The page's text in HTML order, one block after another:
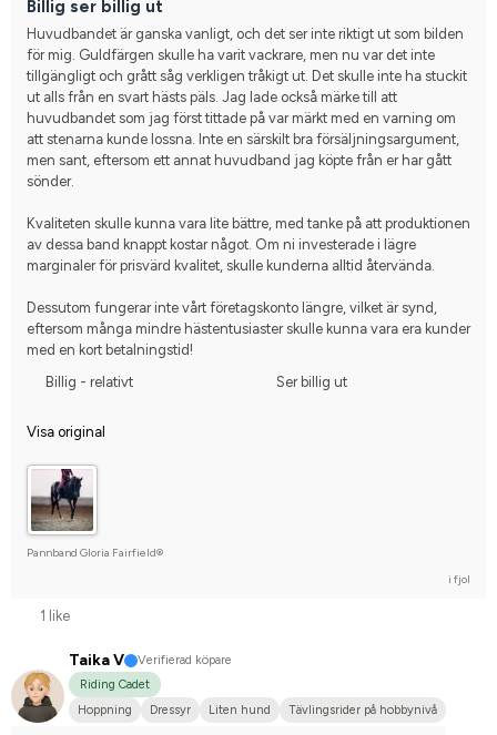
Billig ser billig ut
Huvudbandet är ganska vanligt, och det ser inte riktigt ut som bilden
för mig. Guldfärgen skulle ha varit vackrare, men nu var det inte
tillgängligt och grått såg verkligen tråkigt ut. Det skulle inte ha stuckit
ut alls från en svart hästs päls. Jag lade också märke till att
huvudbandet som jag först tittade på var märkt med en varning om
att stenarna kunde lossna. Inte en särskilt bra försäljningsargument,
men sant, eftersom ett annat huvudband jag köpte från er har gått
sönder.
Kvaliteten skulle kunna vara lite bättre, med tanke på att produktionen
av dessa band knappt kostar något. Om ni investerade i lägre
marginaler för prisvärd kvalitet, skulle kunderna alltid återvända.
Dessutom fungerar inte vårt företagskonto längre, vilket är synd,
eftersom många mindre hästentusiaster skulle kunna vara era kunder
med en kort betalningstid!
Billig - relativt
Ser billig ut
Visa original
Pannband Gloria Fairfield®
i fjol
1 like
Taika V
Verifierad köpare
Riding Cadet
Hoppning
Dressyr Liten hund Tävlingsrider på hobbynivå